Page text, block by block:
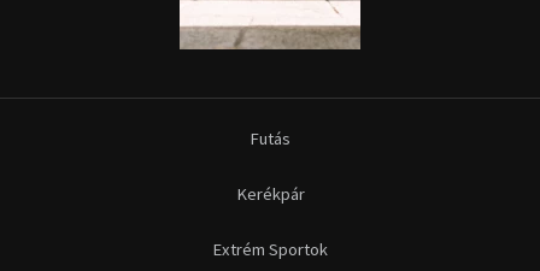
Futás
Kerékpár
Extrém Sportok